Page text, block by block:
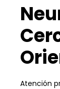
Atención